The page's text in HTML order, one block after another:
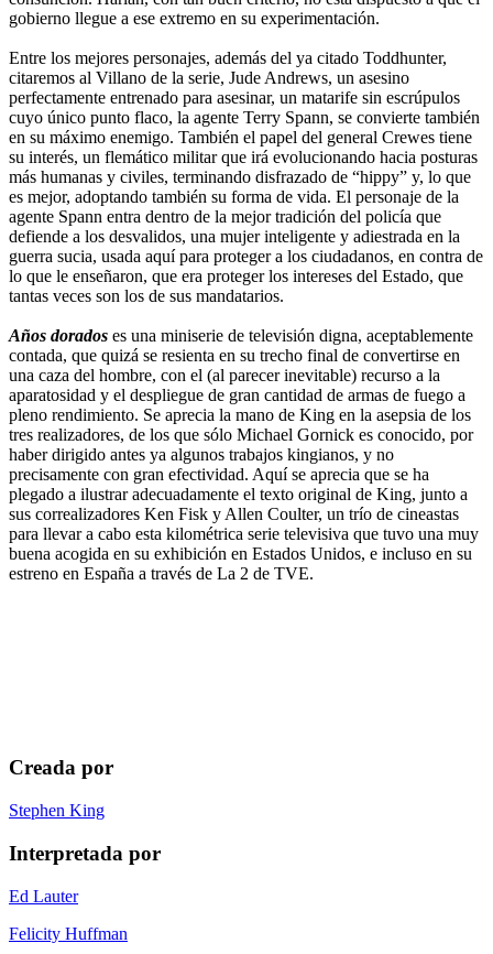
gobierno llegue a ese extremo en su experimentación.
Entre los mejores personajes, además del ya citado Toddhunter,
citaremos al Villano de la serie, Jude Andrews, un asesino
perfectamente entrenado para asesinar, un matarife sin escrúpulos
cuyo único punto flaco, la agente Terry Spann, se convierte también
en su máximo enemigo. También el papel del general Crewes tiene
su interés, un flemático militar que irá evolucionando hacia posturas
más humanas y civiles, terminando disfrazado de “hippy” y, lo que
es mejor, adoptando también su forma de vida. El personaje de la
agente Spann entra dentro de la mejor tradición del policía que
defiende a los desvalidos, una mujer inteligente y adiestrada en la
guerra sucia, usada aquí para proteger a los ciudadanos, en contra de
lo que le enseñaron, que era proteger los intereses del Estado, que
tantas veces son los de sus mandatarios.
Años dorados es una miniserie de televisión digna, aceptablemente
contada, que quizá se resienta en su trecho final de convertirse en
una caza del hombre, con el (al parecer inevitable) recurso a la
aparatosidad y el despliegue de gran cantidad de armas de fuego a
pleno rendimiento. Se aprecia la mano de King en la asepsia de los
tres realizadores, de los que sólo Michael Gornick es conocido, por
haber dirigido antes ya algunos trabajos kingianos, y no
precisamente con gran efectividad. Aquí se aprecia que se ha
plegado a ilustrar adecuadamente el texto original de King, junto a
sus correalizadores Ken Fisk y Allen Coulter, un trío de cineastas
para llevar a cabo esta kilométrica serie televisiva que tuvo una muy
buena acogida en su exhibición en Estados Unidos, e incluso en su
estreno en España a través de La 2 de TVE.
Creada por
Stephen King
Interpretada por
Ed Lauter
Felicity Huffman